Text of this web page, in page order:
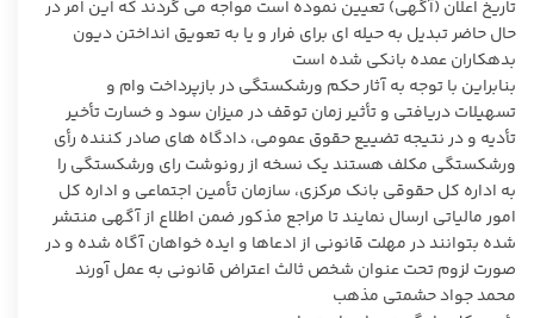
تاریخ اعلان (آگهی) تعیین نموده است مواجه می گردند که این امر در
حال حاضر تبدیل به حیله ای برای فرار و یا به تعویق انداختن دیون
بدهکاران عمده بانکی شده است
بنابراین با توجه به آثار حکم ورشکستگی در بازپرداخت وام و
تسهیلات دریافتی و تأثیر زمان توقف در میزان سود و خسارت تأخیر
تأدیه و در نتیجه تضییع حقوق عمومی، دادگاه های صادر کننده رأی
ورشکستگی مکلف هستند یک نسخه از رونوشت رای ورشکستگی را
به اداره کل حقوقی بانک مرکزی، سازمان تأمین اجتماعی و اداره کل
امور مالیاتی ارسال نمایند تا مراجع مذکور ضمن اطلاع از آگهی منتشر
شده بتوانند در مهلت قانونی از ادعاها و ایده خواهان آگاه شده و در
صورت لزوم تحت عنوان شخص ثالث اعتراض قانونی به عمل آورند
محمد جواد حشمتی مذهب